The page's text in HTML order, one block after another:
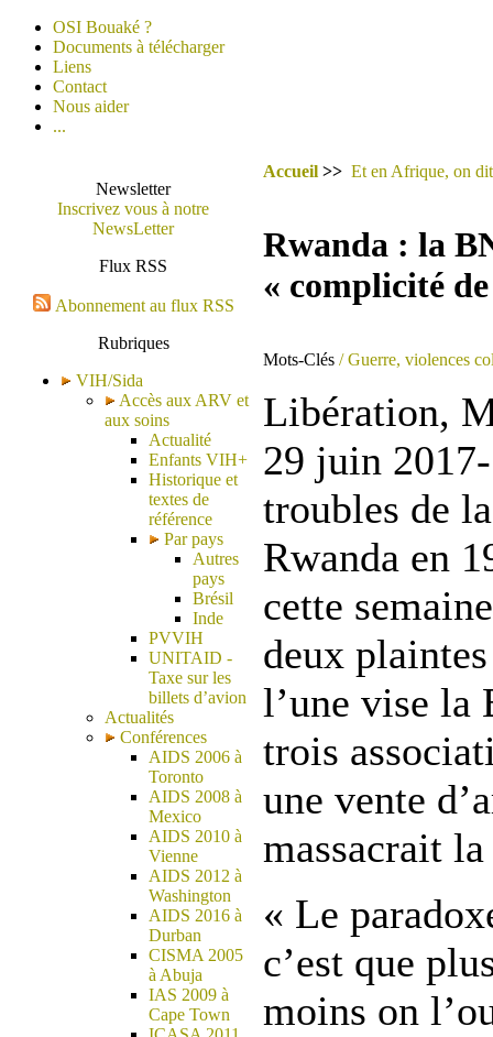
OSI Bouaké ?
Documents à télécharger
Liens
Contact
Nous aider
...
Newsletter
Inscrivez vous à notre
NewsLetter
Flux RSS
Abonnement au flux RSS
Rubriques
VIH/Sida
Accès aux ARV et
aux soins
Actualité
Enfants VIH+
Historique et
textes de
référence
Par pays
Autres
pays
Brésil
Inde
PVVIH
UNITAID -
Taxe sur les
billets d’avion
Actualités
Conférences
AIDS 2006 à
Toronto
AIDS 2008 à
Mexico
AIDS 2010 à
Vienne
AIDS 2012 à
Washington
AIDS 2016 à
Durban
CISMA 2005
à Abuja
IAS 2009 à
Cape Town
Accueil >> Et en Afrique, on
Rwanda : la
« complicité
Mots-Clés / Guerre, violences
Libération,
29 juin
troubles de
Rwanda en
cette
deux
l’une vise la
trois
une vente
massacrait
« Le
c’est que
moins on